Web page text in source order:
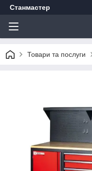
Станмастер
Товари та послуги